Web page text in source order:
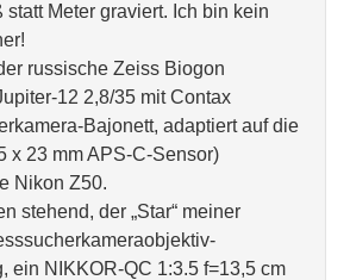
statt Meter graviert. Ich bin kein
russische Zeiss Biogon
12 2,8/35 mit Contax
Bajonett, adaptiert auf die
x 23 mm APS-C-Sensor)
Nikon Z50.
stehend, der „Star“ meiner
ein NIKKOR-QC 1:3.5 f=13,5 cm